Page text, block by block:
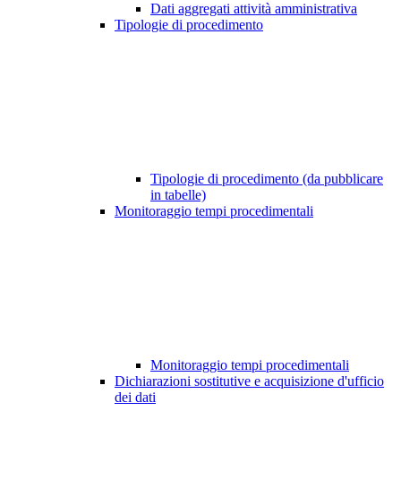
Dati aggregati attività amministrativa
Tipologie di procedimento
Tipologie di procedimento (da pubblicare
in tabelle)
Monitoraggio tempi procedimentali
Monitoraggio tempi procedimentali
Dichiarazioni sostitutive e acquisizione d'ufficio
dei dati